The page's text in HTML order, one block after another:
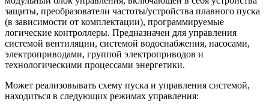
защиты, преобразователи частоты/устройства плавного пуска
(в зависимости от комплектации), программируемые
логические контроллеры. Предназначен для управления
системой вентиляции, системой водоснабжения, насосами,
электроприводами, группой электроприводов и
технологическими процессами энергетики.
Может реализовывать схему пуска и управления системой,
находиться в следующих режимах управления: